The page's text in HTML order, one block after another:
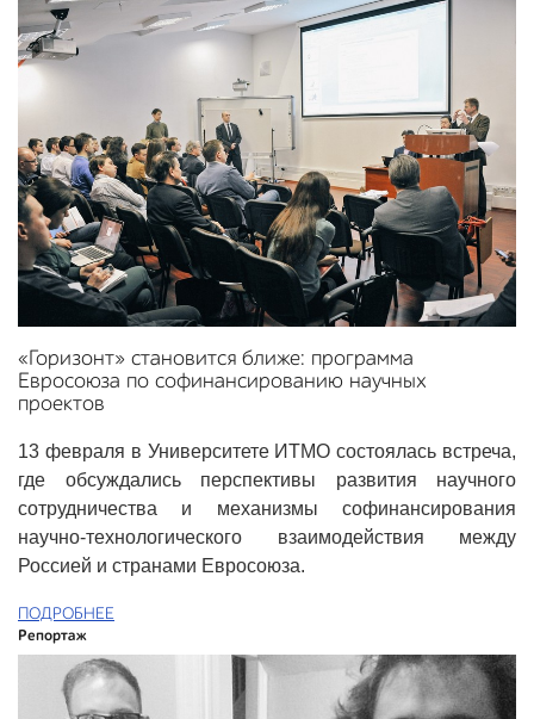
«Горизонт» становится ближе: программа
Евросоюза по софинансированию научных
проектов
13 февраля в Университете ИТМО состоялась встреча,
где обсуждались перспективы развития научного
сотрудничества и механизмы софинансирования
научно-технологического взаимодействия между
Россией и странами Евросоюза.
ПОДРОБНЕЕ
Репортаж